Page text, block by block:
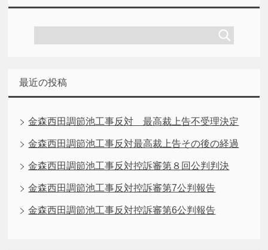
最近の投稿
金森西田調節池工事反対 最高裁上告不受理決定
金森西田調節池工事反対最高裁上告その後の経過
金森西田調節池工事反対控訴審第８回公判判決
金森西田調節池工事反対控訴審第7公判報告
金森西田調節池工事反対控訴審第6公判報告